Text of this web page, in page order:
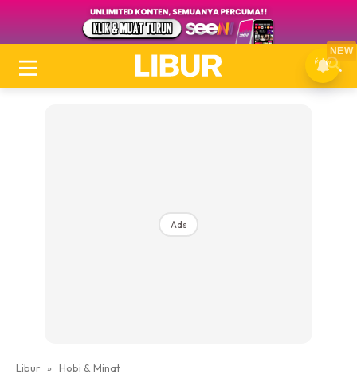
Ads
Libur » Hobi & Minat
NEW